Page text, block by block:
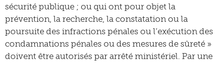
sécurité publique ; ou qui ont pour objet la
prévention, la recherche, la constatation ou la
poursuite des infractions pénales ou l’exécution des
condamnations pénales ou des mesures de sûreté »
doivent être autorisés par arrêté ministériel. Par une